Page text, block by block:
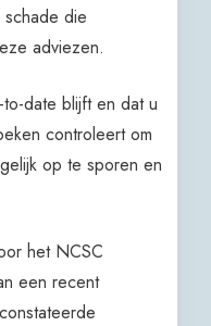
schade die
adviezen.
date blijft en dat u
controleert om
op te sporen en
het NCSC
een recent